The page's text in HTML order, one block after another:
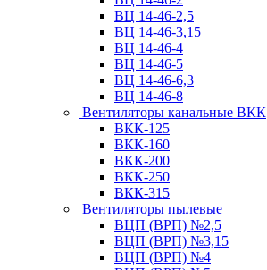
ВЦ 14-46-2,5
ВЦ 14-46-3,15
ВЦ 14-46-4
ВЦ 14-46-5
ВЦ 14-46-6,3
ВЦ 14-46-8
Вентиляторы канальные ВКК
ВКК-125
ВКК-160
ВКК-200
ВКК-250
ВКК-315
Вентиляторы пылевые
ВЦП (ВРП) №2,5
ВЦП (ВРП) №3,15
ВЦП (ВРП) №4